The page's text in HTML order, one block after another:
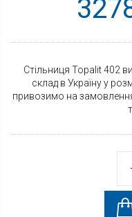
Стільниця Topalit 402
склад в Україну у
привозимо на